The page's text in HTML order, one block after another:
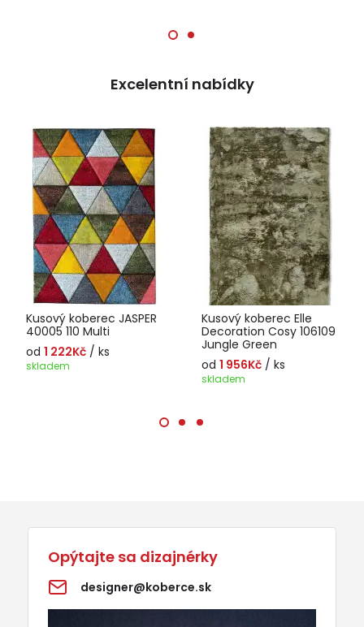
Excelentní nabídky
Kusový koberec JASPER
40005 110 Multi
od 1 222Kč / ks
skladem
Kusový koberec Elle
Decoration Cosy 106109
Jungle Green
od 1 956Kč / ks
skladem
Opýtajte sa dizajnérky
designer@koberce.sk